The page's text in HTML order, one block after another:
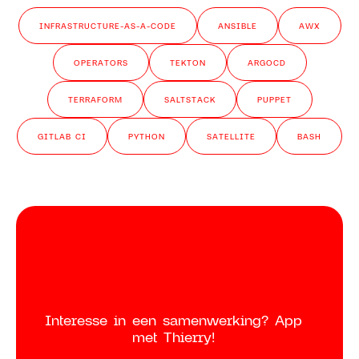
INFRASTRUCTURE-AS-A-CODE ANSIBLE AWX
OPERATORS TEKTON ARGOCD
TERRAFORM SALTSTACK PUPPET
GITLAB CI PYTHON SATELLITE BASH
Interesse in een samenwerking? App
met Thierry!